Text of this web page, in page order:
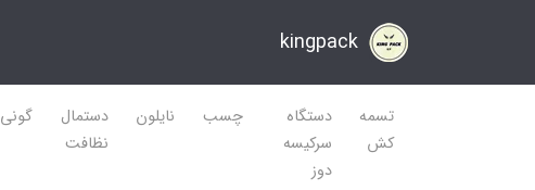
kingpack
تسمه
کش
دستگاه
سرکیسه
دوز
چسب نایلون
دستمال
نظافت
گونی